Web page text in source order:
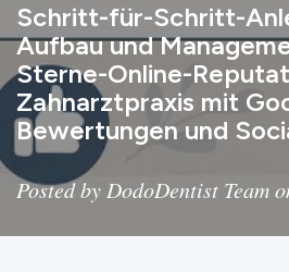
Schritt-für-Schritt-
Aufbau und
Sterne-Online-
Zahnarztpraxis mit
Bewertungen und
Posted by DodoDentist Team